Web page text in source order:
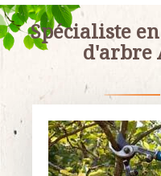
Spécialiste
d'arbre